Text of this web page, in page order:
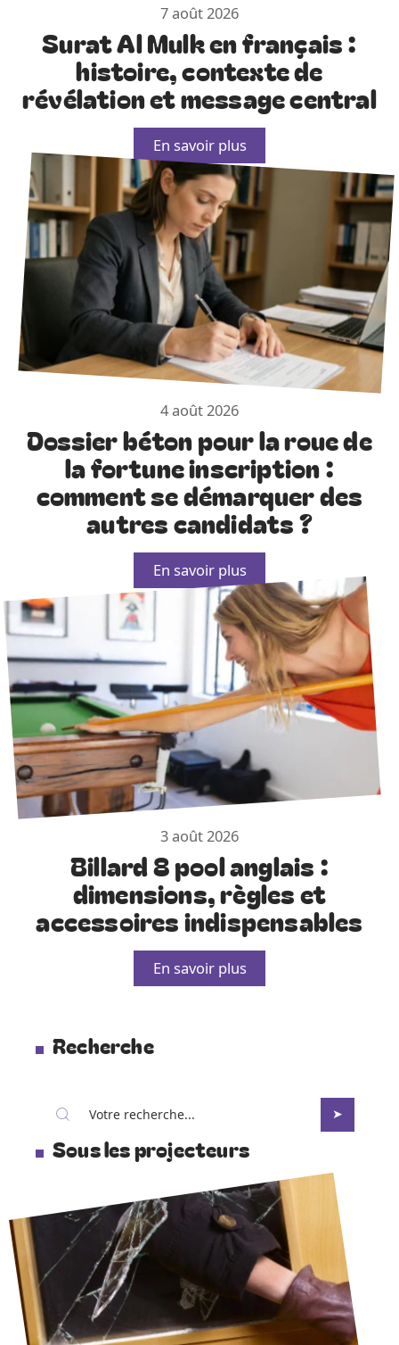
7 août 2026
Surat Al Mulk en français :
histoire, contexte de
révélation et message central
En savoir plus
4 août 2026
Dossier béton pour la roue de
la fortune inscription :
comment se démarquer des
autres candidats ?
En savoir plus
3 août 2026
Billard 8 pool anglais :
dimensions, règles et
accessoires indispensables
En savoir plus
Recherche
Sous les projecteurs